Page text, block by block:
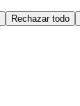
Rechazar todo